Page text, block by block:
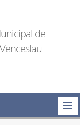
de